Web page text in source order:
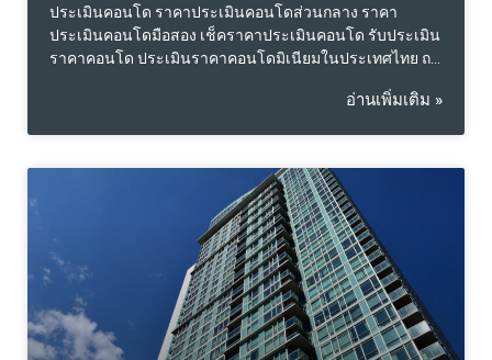
ประเมินคอนโด ราคาประเมินคอนโดส่วนกลาง ราคา
ประเมินคอนโดมือสอง เช็คราคาประเมินคอนโด รับประเมิน
ราคาคอนโด ประเมินราคาคอนโดมิเนียมในประเทศไทย ถ…
อ่านเพิ่มเติม »